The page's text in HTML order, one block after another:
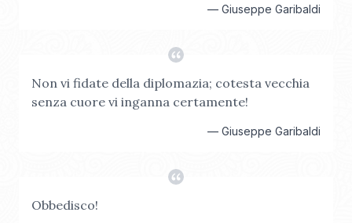
— Giuseppe Garibaldi
Non vi fidate della diplomazia; cotesta vecchia
senza cuore vi inganna certamente!
— Giuseppe Garibaldi
Obbedisco!